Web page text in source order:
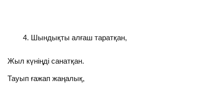
Шындықты алғаш таратқан,
Жыл күніңді санатқан.
Тауып ғажап жаңалық,